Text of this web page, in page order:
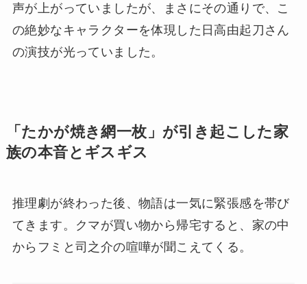
声が上がっていましたが、まさにその通りで、こ
の絶妙なキャラクターを体現した日高由起刀さん
の演技が光っていました。
「たかが焼き網一枚」が引き起こした家
族の本音とギスギス
推理劇が終わった後、物語は一気に緊張感を帯び
てきます。クマが買い物から帰宅すると、家の中
からフミと司之介の喧嘩が聞こえてくる。